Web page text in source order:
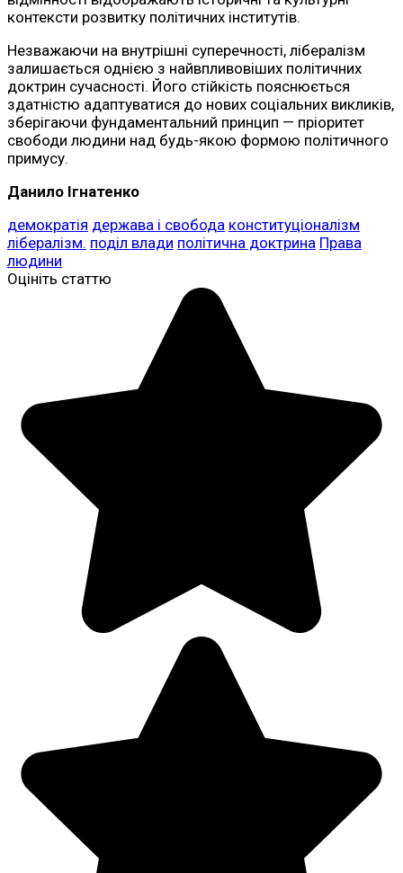
контексти розвитку політичних інститутів.
Незважаючи на внутрішні суперечності, лібералізм
залишається однією з найвпливовіших політичних
доктрин сучасності. Його стійкість пояснюється
здатністю адаптуватися до нових соціальних викликів,
зберігаючи фундаментальний принцип — пріоритет
свободи людини над будь-якою формою політичного
примусу.
Данило Ігнатенко
демократія держава і свобода конституціоналізм
лібералізм. поділ влади політична доктрина Права
людини
Оцініть статтю